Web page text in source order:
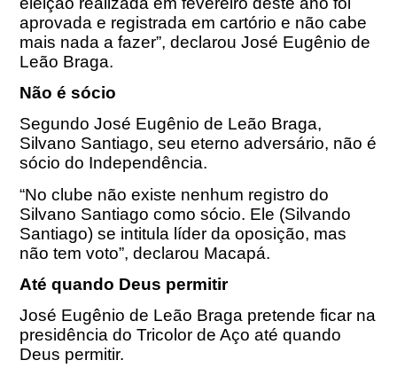
aprovada e registrada em cartório e não cabe
mais nada a fazer”, declarou José Eugênio de
Leão Braga.
Não é sócio
Segundo José Eugênio de Leão Braga,
Silvano Santiago, seu eterno adversário, não é
sócio do Independência.
“No clube não existe nenhum registro do
Silvano Santiago como sócio. Ele (Silvando
Santiago) se intitula líder da oposição, mas
não tem voto”, declarou Macapá.
Até quando Deus permitir
José Eugênio de Leão Braga pretende ficar na
presidência do Tricolor de Aço até quando
Deus permitir.